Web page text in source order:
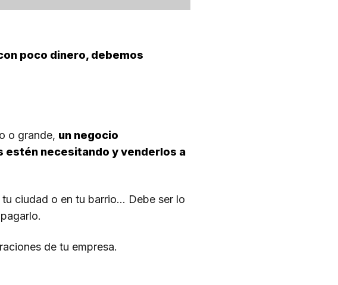
poco dinero, debemos
o grande, un negocio
estén necesitando y venderlos a
ciudad o en tu barrio… Debe ser lo
de tu empresa.